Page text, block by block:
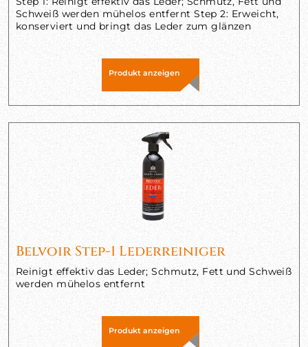
Schweiß werden mühelos entfernt Step 2: Erweicht,
konserviert und bringt das Leder zum glänzen
Produkt anzeigen
Belvoir Step-1 Lederreiniger
Reinigt effektiv das Leder; Schmutz, Fett und Schweiß
werden mühelos entfernt
Produkt anzeigen